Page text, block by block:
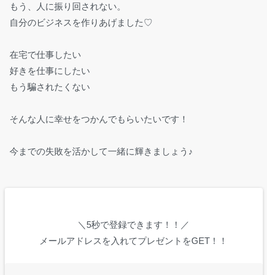
もう、人に振り回されない。
自分のビジネスを作りあげました♡
在宅で仕事したい
好きを仕事にしたい
もう騙されたくない
そんな人に幸せをつかんでもらいたいです！
今までの失敗を活かして一緒に輝きましょう♪
＼5秒で登録できます！！／
メールアドレスを入れてプレゼントをGET！！